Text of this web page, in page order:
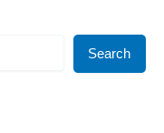
Search